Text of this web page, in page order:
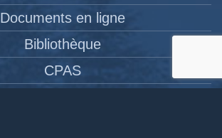
Documents en ligne
Bibliothèque
CPAS